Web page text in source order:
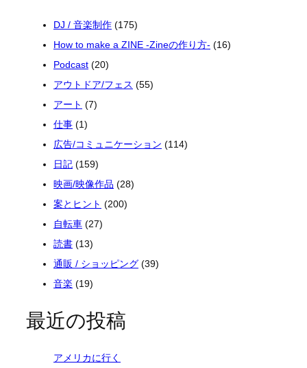
DJ / 音楽制作 (175)
How to make a ZINE -Zineの作り方- (16)
Podcast (20)
アウトドア/フェス (55)
アート (7)
仕事 (1)
広告/コミュニケーション (114)
日記 (159)
映画/映像作品 (28)
案とヒント (200)
自転車 (27)
読書 (13)
通販 / ショッピング (39)
音楽 (19)
最近の投稿
アメリカに行く